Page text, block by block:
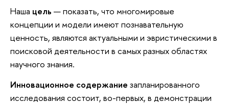
Наша цель — показать, что многомировые
концепции и модели имеют познавательную
ценность, являются актуальными и эвристическими в
поисковой деятельности в самых разных областях
научного знания.
Инновационное содержание запланированного
исследования состоит, во-первых, в демонстрации